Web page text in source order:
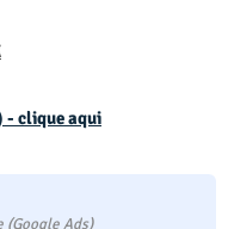
- clique aqui
(Google Ads)